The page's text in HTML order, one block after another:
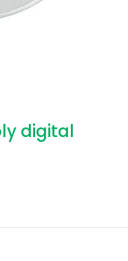
digital